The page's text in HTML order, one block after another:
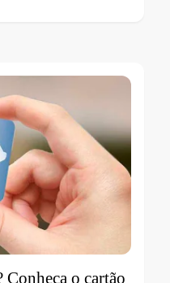
Conheça o cartão